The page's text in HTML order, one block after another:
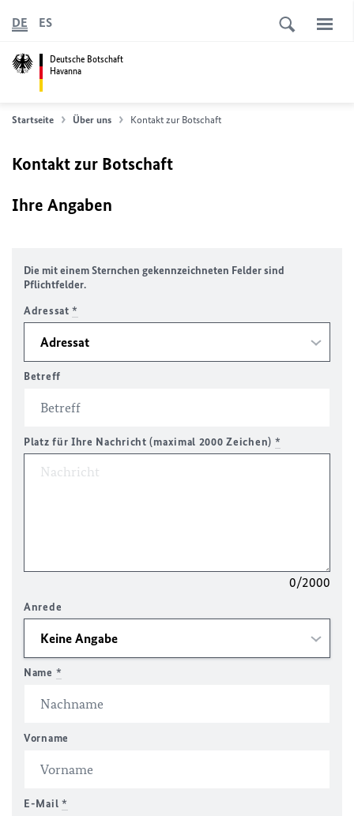
Deutsche Botschaft
Havanna
DE ES
Startseite Über uns Kontakt zur Botschaft
Kontakt zur Botschaft
Ihre Angaben
Die mit einem Sternchen gekennzeichneten Felder sind
Pflichtfelder.
Adressat*
Betreff
Platz für Ihre Nachricht (maximal 2000 Zeichen) *
0/2000
Anrede
Name *
Vorname
E-Mail *